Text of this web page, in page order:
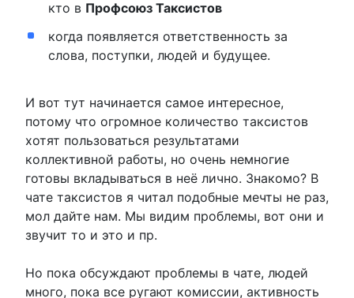
кто в Профсоюз Таксистов
когда появляется ответственность за
слова, поступки, людей и будущее.
И вот тут начинается самое интересное,
потому что огромное количество таксистов
хотят пользоваться результатами
коллективной работы, но очень немногие
готовы вкладываться в неё лично. Знакомо? В
чате таксистов я читал подобные мечты не раз,
мол дайте нам. Мы видим проблемы, вот они и
звучит то и это и пр.
Но пока обсуждают проблемы в чате, людей
много, пока все ругают комиссии, активность